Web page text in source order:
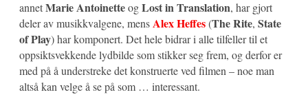
annetMarie AntoinetteogLost in Translation, har gjort
deler av musikkvalgene, mensAlex Heffes(The Rite, State
of Play) har komponert. Det hele bidrar i alle tilfeller til et
oppsiktsvekkende lydbilde som stikker seg frem, og derfor er
med på å understreke det konstruerte ved filmen – noe man
altså kan velge å se på som … interessant.